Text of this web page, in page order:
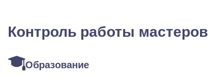
Контроль работы мастеров
Образование